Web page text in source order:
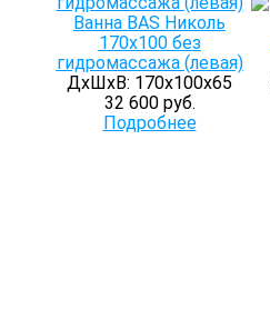
Ванна BAS Николь
170х100 без
гидромассажа (левая)
ДхШхВ: 170х100х65
32 600 руб.
Подробнее